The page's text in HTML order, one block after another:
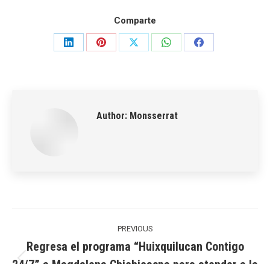
Comparte
Share
Share
Share
Share
Share
Author: Monsserrat
PREVIOUS
Regresa el programa “Huixquilucan Contigo